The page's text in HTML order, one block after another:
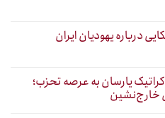
درباره یهودیان ایران
یارسان به عرصه تحزب؛
خارج‌نشین